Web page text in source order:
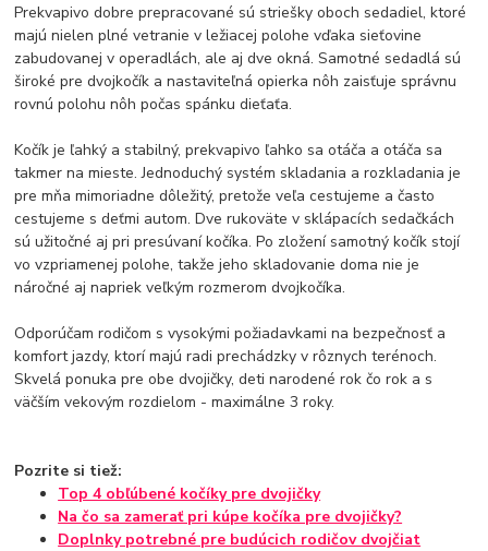
Prekvapivo dobre prepracované sú striešky oboch sedadiel, ktoré
majú nielen plné vetranie v ležiacej polohe vďaka sieťovine
zabudovanej v operadlách, ale aj dve okná. Samotné sedadlá sú
široké pre dvojkočík a nastaviteľná opierka nôh zaisťuje správnu
rovnú polohu nôh počas spánku dieťaťa.
Kočík je ľahký a stabilný, prekvapivo ľahko sa otáča a otáča sa
takmer na mieste. Jednoduchý systém skladania a rozkladania je
pre mňa mimoriadne dôležitý, pretože veľa cestujeme a často
cestujeme s deťmi autom. Dve rukoväte v sklápacích sedačkách
sú užitočné aj pri presúvaní kočíka. Po zložení samotný kočík stojí
vo vzpriamenej polohe, takže jeho skladovanie doma nie je
náročné aj napriek veľkým rozmerom dvojkočíka.
Odporúčam rodičom s vysokými požiadavkami na bezpečnosť a
komfort jazdy, ktorí majú radi prechádzky v rôznych terénoch.
Skvelá ponuka pre obe dvojičky, deti narodené rok čo rok a s
väčším vekovým rozdielom - maximálne 3 roky.
Pozrite si tiež:
Top 4 obľúbené kočíky pre dvojičky
Na čo sa zamerať pri kúpe kočíka pre dvojičky?
Doplnky potrebné pre budúcich rodičov dvojčiat